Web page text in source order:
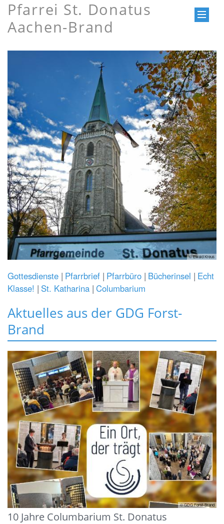
Pfarrei St. Donatus
Aachen-Brand
© Ewald Kreus
Gottesdienste Pfarrbrief Pfarrbüro Bücherinsel
Echt
Klasse!
St. Katharina Columbarium
Aktuelles aus der GDG Forst-
Brand
© GDG Forst-Brand
10 Jahre Columbarium St. Donatus